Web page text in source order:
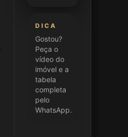
DICA
Gostou?
Peça o
vídeo do
imóvel e a
tabela
completa
pelo
WhatsApp.